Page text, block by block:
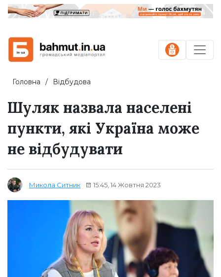
Головна Відбудова
Шуляк назвала населені
пункти, які Україна може
не відбудувати
Микола Ситник 15:45, 14 Жовтня 2023